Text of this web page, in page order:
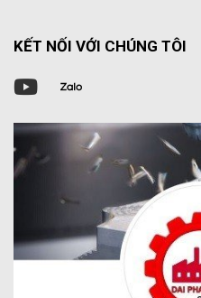
KẾT NỐI VỚI CHÚNG TÔI